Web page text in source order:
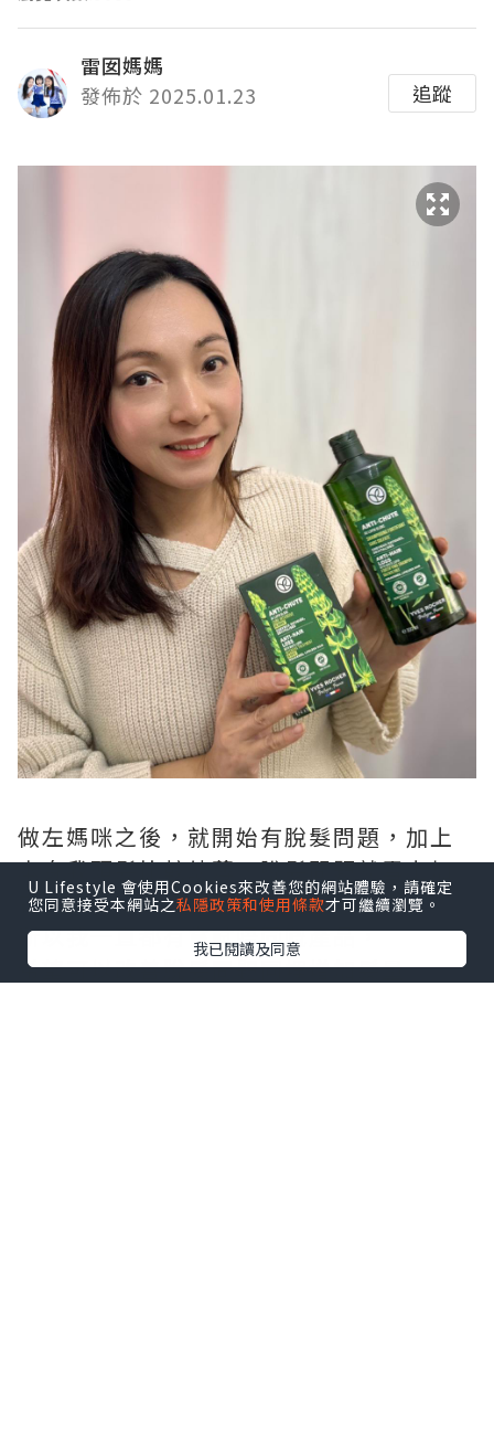
雷囡媽媽
發佈於 2025.01.23
追蹤
做左媽咪之後，就開始有脫髮問題，加上
本身我頭髮比較幼薄、脫髮問題就雪上加
霜，真係令人好困擾 😭
所以我一直都有嘗試唔同嘅產品，
希望可以改善脫髮問題同埋增加髮量。
U Lifestyle 會使用Cookies來改善您的網站體驗，請確定
您同意接受本網站之私隱政策和使用條款才可繼續瀏覽。
我已閱讀及同意